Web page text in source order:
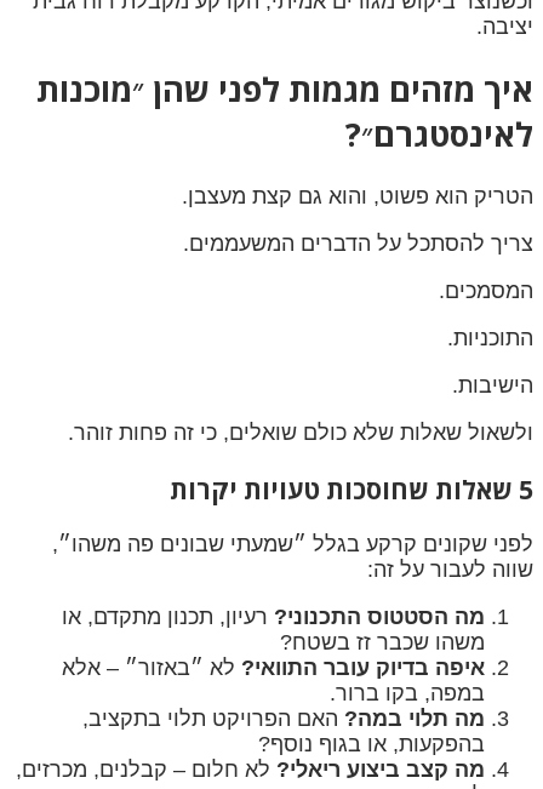
יציבה.
איך מזהים מגמות לפני שהן ״מוכנות
לאינסטגרם״?
הטריק הוא פשוט, והוא גם קצת מעצבן.
צריך להסתכל על הדברים המשעממים.
המסמכים.
התוכניות.
הישיבות.
ולשאול שאלות שלא כולם שואלים, כי זה פחות זוהר.
5 שאלות שחוסכות טעויות יקרות
לפני שקונים קרקע בגלל ״שמעתי שבונים פה משהו״,
שווה לעבור על זה:
מה הסטטוס התכנוני? רעיון, תכנון מתקדם, או
משהו שכבר זז בשטח?
איפה בדיוק עובר התוואי? לא ״באזור״ – אלא
במפה, בקו ברור.
מה תלוי במה? האם הפרויקט תלוי בתקציב,
בהפקעות, או בגוף נוסף?
מה קצב ביצוע ריאלי? לא חלום – קבלנים, מכרזים,